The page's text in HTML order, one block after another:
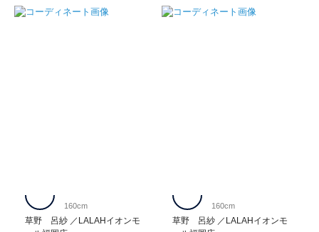
草野 呂紗
LALAHイオンモ
160cm
草野 呂紗
LALAHイオンモ
160cm